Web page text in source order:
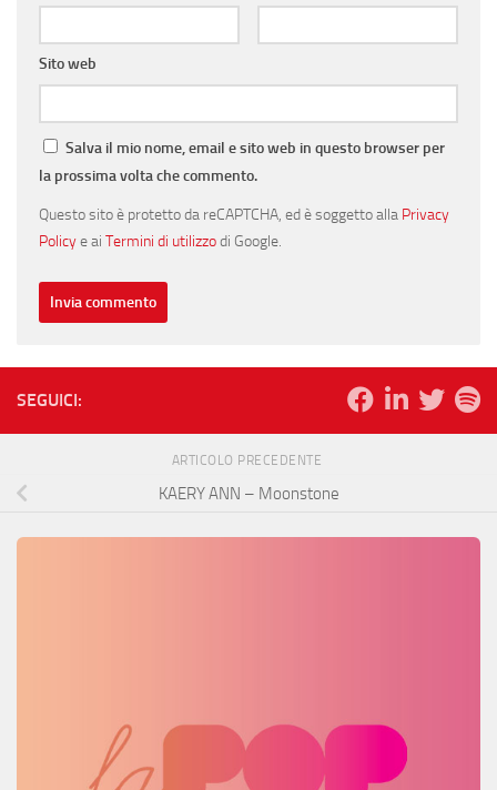
Sito web
Salva il mio nome, email e sito web in questo browser per
la prossima volta che commento.
Questo sito è protetto da reCAPTCHA, ed è soggetto alla Privacy
Policye ai Termini di utilizzodi Google.
SEGUICI:
ARTICOLO PRECEDENTE
KAERY ANN – Moonstone